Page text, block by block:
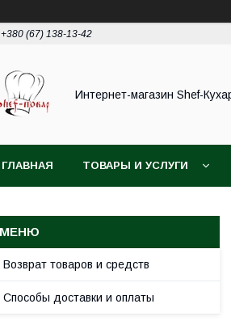
+380 (67) 138-13-42
Интернет-магазин Shef-
ГЛАВНАЯ ТОВАРЫ И УСЛУГИ
Возврат товаров и средств
Способы доставки и оплаты